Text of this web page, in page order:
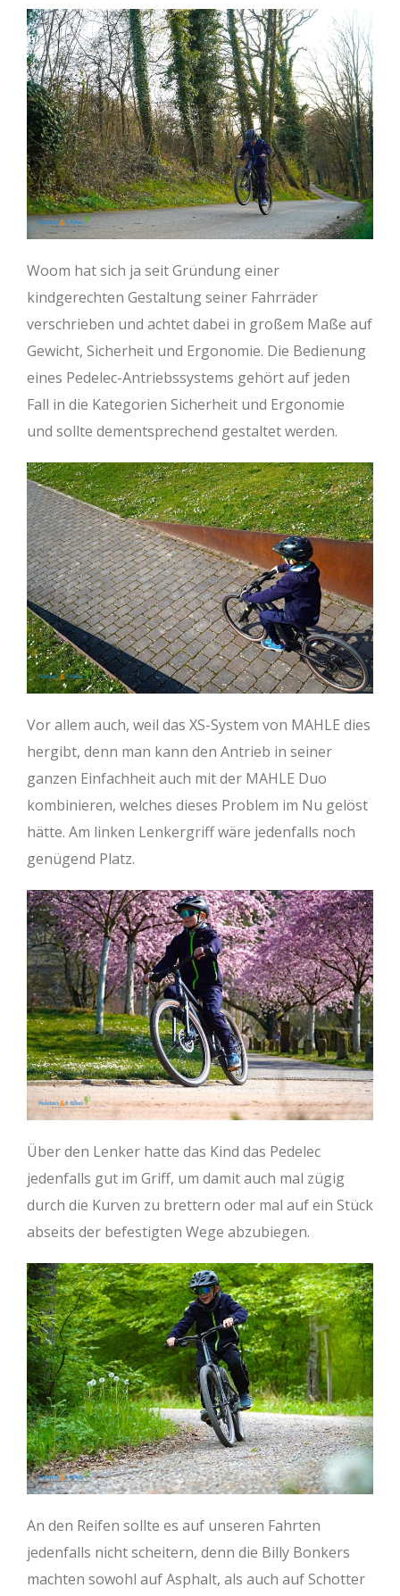
Woom hat sich ja seit Gründung einer
kindgerechten Gestaltung seiner Fahrräder
verschrieben und achtet dabei in großem Maße auf
Gewicht, Sicherheit und Ergonomie. Die Bedienung
eines Pedelec-Antriebssystems gehört auf jeden
Fall in die Kategorien Sicherheit und Ergonomie
und sollte dementsprechend gestaltet werden.
Vor allem auch, weil das XS-System von MAHLE dies
hergibt, denn man kann den Antrieb in seiner
ganzen Einfachheit auch mit der MAHLE Duo
kombinieren, welches dieses Problem im Nu gelöst
hätte. Am linken Lenkergriff wäre jedenfalls noch
genügend Platz.
Über den Lenker hatte das Kind das Pedelec
jedenfalls gut im Griff, um damit auch mal zügig
durch die Kurven zu brettern oder mal auf ein Stück
abseits der befestigten Wege abzubiegen.
An den Reifen sollte es auf unseren Fahrten
jedenfalls nicht scheitern, denn die Billy Bonkers
machten sowohl auf Asphalt, als auch auf Schotter